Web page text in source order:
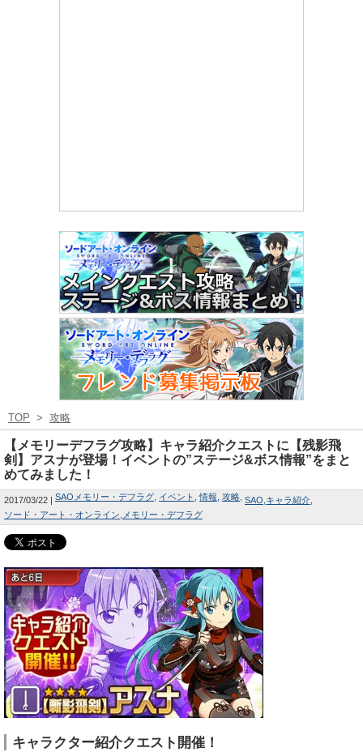
TOP > 攻略
【メモリーデフラグ攻略】キャラ紹介クエストに【残影飛
剣】アスナが登場！イベントの”ステージ&ボス情報”をまと
めてみました！
2017/03/22 SAOメモリー・デフラグ イベント 情報 攻略 SAO キャラ紹介
ソード・アート・オンライン メモリー・デフラグ
キャラクター紹介クエスト開催！